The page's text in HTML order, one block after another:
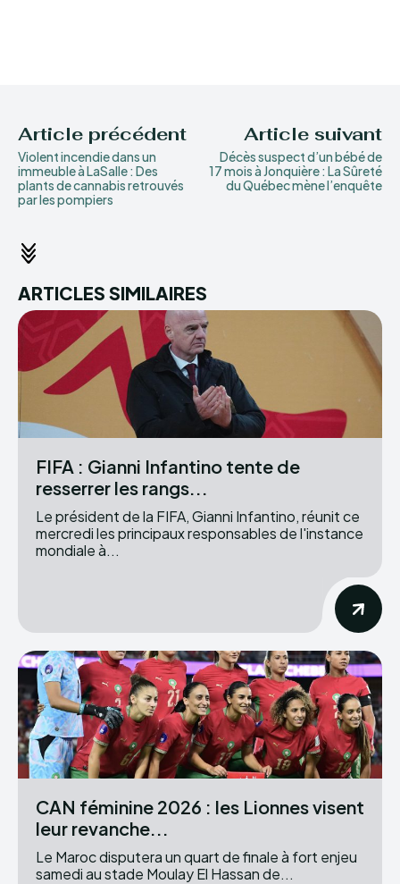
Article précédent
Violent incendie dans un
immeuble à LaSalle : Des
plants de cannabis retrouvés
par les pompiers
Article suivant
Décès suspect d’un bébé de
17 mois à Jonquière : La Sûreté
du Québec mène l’enquête
ARTICLES SIMILAIRES
FIFA : Gianni Infantino tente de
resserrer les rangs...
Le président de la FIFA, Gianni Infantino, réunit ce
mercredi les principaux responsables de l'instance
mondiale à...
CAN féminine 2026 : les Lionnes visent
leur revanche...
Le Maroc disputera un quart de finale à fort enjeu
samedi au stade Moulay El Hassan de...